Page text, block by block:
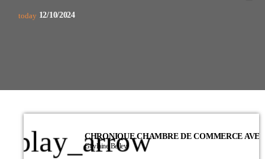
today 12/10/2024
play_arrow
Guylaine Belley